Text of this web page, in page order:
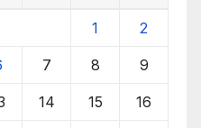
1 2
7 8 9
14 15 16